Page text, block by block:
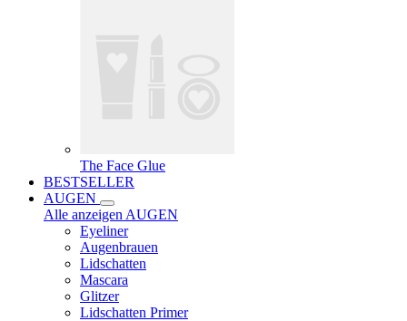
The Face Glue
BESTSELLER
AUGEN
Alle anzeigen AUGEN
Eyeliner
Augenbrauen
Lidschatten
Mascara
Glitzer
Lidschatten Primer